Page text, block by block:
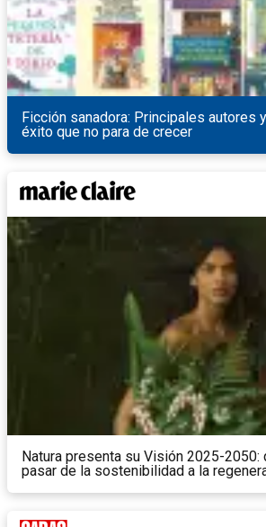
Ficción sanadora: Principales autores
éxito que no para de crecer
Natura presenta su Visión 2025-2050:
pasar de la sostenibilidad a la